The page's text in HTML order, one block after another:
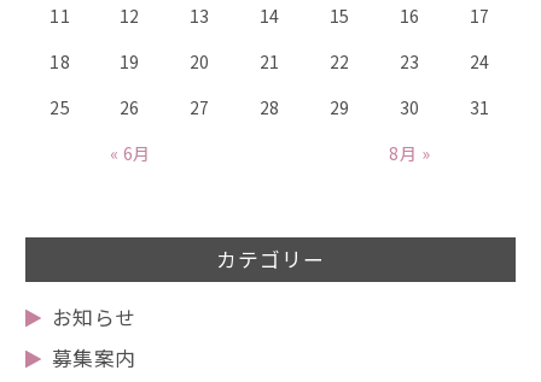
« 6月 8月 »
11
12 13 14 15 16
17
18
19 20 21 22 23
24
25
26 27 28 29 30 31
カテゴリー
お知らせ
募集案内